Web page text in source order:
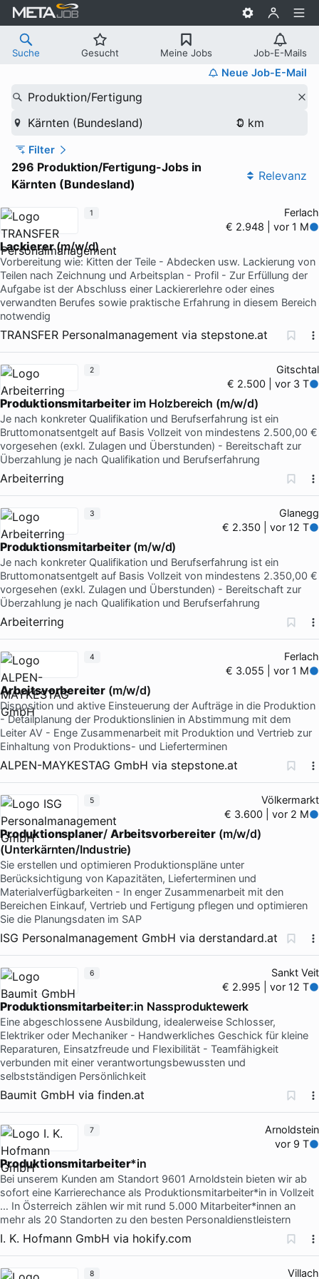
Suche Gesucht Meine Jobs Job-E-Mails
Neue Job-E-Mail
Produktion/Fertigung
Kärnten (Bundesland)
Filter
296 Produktion/Fertigung-Jobs in
Kärnten (Bundesland)
Relevanz
Ferlach
€ 2.948 | vor 1 M
Lackierer(m/w/d)
Vorbereitung wie: Kitten der Teile - Abdecken usw. Lackierung von
Teilen nach Zeichnung und Arbeitsplan - Profil - Zur Erfüllung der
Aufgabe ist der Abschluss einer Lackiererlehre oder eines
verwandten Berufes sowie praktische Erfahrung in diesem Bereich
notwendig
TRANSFER Personalmanagement via stepstone.at
1
Gitschtal
€ 2.500 | vor 3 T
Produktionsmitarbeiterim Holzbereich (m/w/d)
Je nach konkreter Qualifikation und Berufserfahrung ist ein
Bruttomonatsentgelt auf Basis Vollzeit von mindestens 2.500,00 €
vorgesehen (exkl. Zulagen und Überstunden) - Bereitschaft zur
Überzahlung je nach Qualifikation und Berufserfahrung
Arbeiterring
2
Glanegg
€ 2.350 | vor 12 T
Produktionsmitarbeiter(m/w/d)
Je nach konkreter Qualifikation und Berufserfahrung ist ein
Bruttomonatsentgelt auf Basis Vollzeit von mindestens 2.350,00 €
vorgesehen (exkl. Zulagen und Überstunden) - Bereitschaft zur
Überzahlung je nach Qualifikation und Berufserfahrung
Arbeiterring
3
Ferlach
€ 3.055 | vor 1 M
Arbeitsvorbereiter (m/w/d)
Disposition und aktive Einsteuerung der Aufträge in die Produktion
- Detailplanung der Produktionslinien in Abstimmung mit dem
Leiter AV - Enge Zusammenarbeit mit Produktion und Vertrieb zur
Einhaltung von Produktions- und Lieferterminen
ALPEN-MAYKESTAG GmbH via stepstone.at
4
Völkermarkt
€ 3.600 | vor 2 M
Produktionsplaner/ Arbeitsvorbereiter (m/w/d)
(Unterkärnten/Industrie)
Sie erstellen und optimieren Produktionspläne unter
Berücksichtigung von Kapazitäten, Lieferterminen und
Materialverfügbarkeiten - In enger Zusammenarbeit mit den
Bereichen Einkauf, Vertrieb und Fertigung pflegen und optimieren
Sie die Planungsdaten im SAP
ISG Personalmanagement GmbH via derstandard.at
5
Sankt Veit
€ 2.995 | vor 12 T
Produktionsmitarbeiter:in Nassproduktewerk
Eine abgeschlossene Ausbildung, idealerweise Schlosser,
Elektriker oder Mechaniker - Handwerkliches Geschick für kleine
Reparaturen, Einsatzfreude und Flexibilität - Teamfähigkeit
verbunden mit einer verantwortungsbewussten und
selbstständigen Persönlichkeit
Baumit GmbH via finden.at
6
Arnoldstein
vor 9 T
Produktionsmitarbeiter*in
Bei unserem Kunden am Standort 9601 Arnoldstein bieten wir ab
sofort eine Karrierechance als Produktionsmitarbeiter*in in Vollzeit
… In Österreich zählen wir mit rund 5.000 Mitarbeiter*innen an
mehr als 20 Standorten zu den besten Personaldienstleistern
I. K. Hofmann GmbH via hokify.com
7
Villach
8